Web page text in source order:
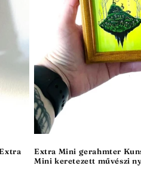
Extra Mini gerahmter
Mini keretezett művészi